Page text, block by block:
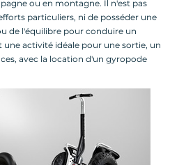
ou en montagne. Il n'est pas
particuliers, ni de posséder une
de l'équilibre pour conduire un
une activité idéale pour une sortie, un
avec la location d'un gyropode